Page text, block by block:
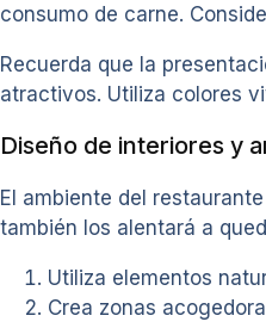
consumo de carne.
Recuerda que la
atractivos. Utiliza colores
Diseño de interiores y
El ambiente del
también los alentará a
Utiliza elementos
Crea zonas